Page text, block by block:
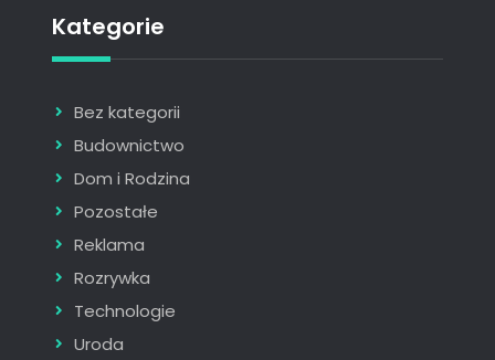
Kategorie
Bez kategorii
Budownictwo
Dom i Rodzina
Pozostałe
Reklama
Rozrywka
Technologie
Uroda